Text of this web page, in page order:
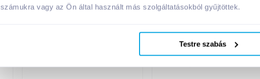
számukra vagy az Ön által használt más szolgáltatásokból gyűjtöttek.
Testre szabás